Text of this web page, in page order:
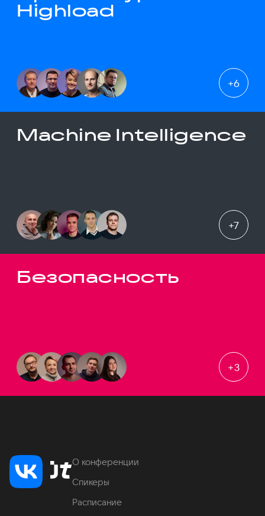
Highload
+6
Machine Intelligence
+7
Безопасность
+3
О конференции
Спикеры
Расписание